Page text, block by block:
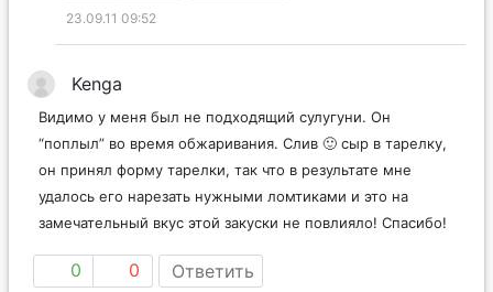
23.09.11 09:52
Kenga
Видимо у меня был не подходящий сулугуни. Он
“поплыл” во время обжаривания. Слив 🙂 сыр в тарелку,
он принял форму тарелки, так что в результате мне
удалось его нарезать нужными ломтиками и это на
замечательный вкус этой закуски не повлияло! Спасибо!
0 0 Ответить